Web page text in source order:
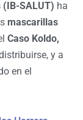
SALUT) ha
mascarillas
Caso Koldo,
y a
en el